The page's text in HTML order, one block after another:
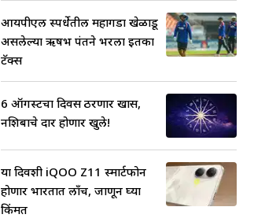
आयपीएल स्पर्धेतील महागडा खेळाडू
असलेल्या ऋषभ पंतने भरला इतका
टॅक्स
6 ऑगस्टचा दिवस ठरणार खास,
नशिबाचे दार होणार खुले!
या दिवशी iQOO Z11 स्मार्टफोन
होणार भारतात लाँच, जाणून घ्या
किंमत